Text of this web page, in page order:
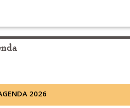
2026